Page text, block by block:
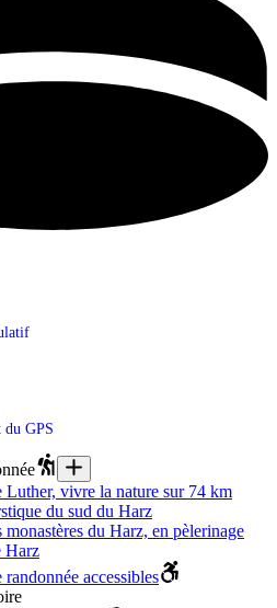
du GPS
Luther, vivre la nature sur 74 km
du sud du Harz
monastères du Harz, en pèlerinage
Harz
randonnée accessibles